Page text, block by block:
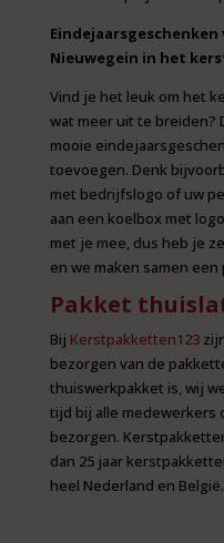
Nieuwegein in het
Vind je het leuk om het
wat meer uit te breiden?
mooie
toevoegen. Denk
met bedrijfslogo of uw
aan een koelbox met
met je mee, dus heb je
en we maken samen
Pakket
Bij Kerstpakketten123
bezorgen van de
thuiswerkpakket is, wij
tijd bij alle medewerkers
bezorgen.
dan 25 jaar
heel Nederland en België.